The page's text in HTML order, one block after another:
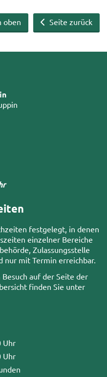
Seite zurück
oben
festgelegt, in denen
einzelner Bereiche
Zulassungsstelle
nur mit Termin erreichbar.
auf der Seite der
finden Sie unter
Uhr
Uhr